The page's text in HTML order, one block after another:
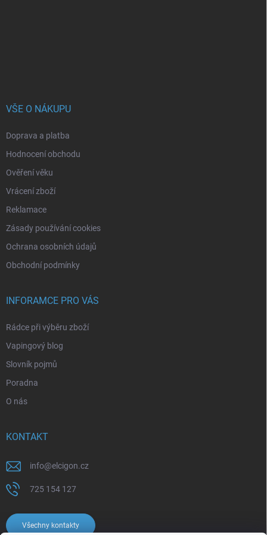
VŠE O NÁKUPU
Doprava a platba
Hodnocení obchodu
Ověření věku
Vrácení zboží
Reklamace
Zásady používání cookies
Ochrana osobních údajů
Obchodní podmínky
INFORAMCE PRO VÁS
Rádce při výběru zboží
Vapingový blog
Slovník pojmů
Poradna
O nás
KONTAKT
info@elcigon.cz
725 154 127
Všechny kontakty